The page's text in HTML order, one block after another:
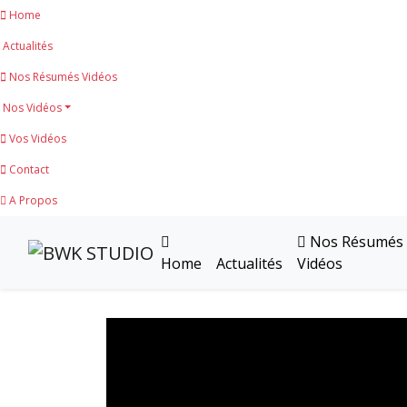
Home
Actualités
Nos Résumés Vidéos
Nos Vidéos
Vos Vidéos
Contact
A Propos
Home Actualités
Nos Résumés
Vidéos